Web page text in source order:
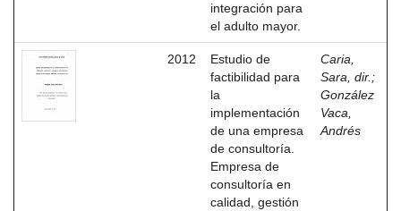
integración para
el adulto mayor.
2012
Estudio de
factibilidad para
la
implementación
de una empresa
de consultoría.
Empresa de
consultoría en
calidad, gestión
Caria,
Sara, dir. ;
González
Vaca,
Andrés